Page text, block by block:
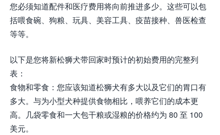
您必须知道配件和医疗费用将向前推进多少。这些可以包
括喂食碗、狗粮、玩具、美容工具、疫苗接种、兽医检查
等等。
以下是您将新松狮犬带回家时预计的初始费用的完整列
表：
食物和零食：您应该知道松狮犬有多大以及它们的胃口有
多大。与为小型犬种提供食物相比，喂养它们的成本更
高。几袋零食和一大包干粮或湿粮的价格约为 80 至 100
美元。